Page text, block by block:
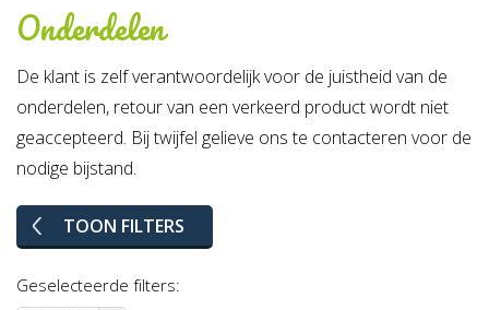
Onderdelen
De klant is zelf verantwoordelijk voor de juistheid van de
onderdelen, retour van een verkeerd product wordt niet
geaccepteerd. Bij twijfel gelieve ons te contacteren voor de
nodige bijstand.
TOON FILTERS
Geselecteerde filters: